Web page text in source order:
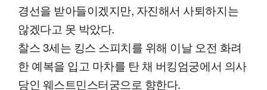
경선을 받아들이겠지만, 자진해서 사퇴하지는
않겠다고 못 박았다.
찰스 3세는 킹스 스피치를 위해 이날 오전 화려
한 예복을 입고 마차를 탄 채 버킹엄궁에서 의사
당인 웨스트민스터궁으로 향한다.